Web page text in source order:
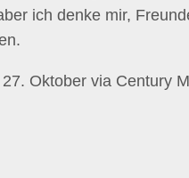
ich denke mir,
27. Oktober via Century